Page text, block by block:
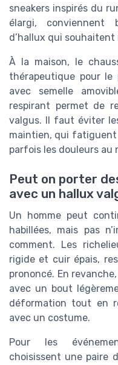
sneakers inspirés du
élargi, conviennent
d’hallux qui
À la maison, le
thérapeutique pour le
avec semelle
respirant permet de
valgus. Il faut éviter
maintien, qui
parfois les douleurs au
Peut on porter
avec un hallux
Un homme peut
habillées, mais pas
comment. Les
rigide et cuir épais,
prononcé. En
avec un bout
déformation tout en
avec un costume.
Pour les
choisissent une paire